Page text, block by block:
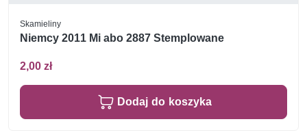
Skamieliny
Niemcy 2011 Mi abo 2887 Stemplowane
2,00 zł
Dodaj do koszyka